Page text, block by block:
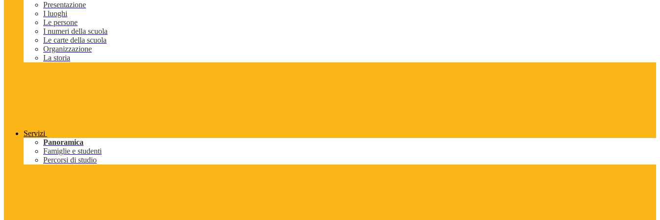
Presentazione
I luoghi
Le persone
I numeri della scuola
Le carte della scuola
Organizzazione
La storia
Servizi
Panoramica
Famiglie e studenti
Percorsi di studio